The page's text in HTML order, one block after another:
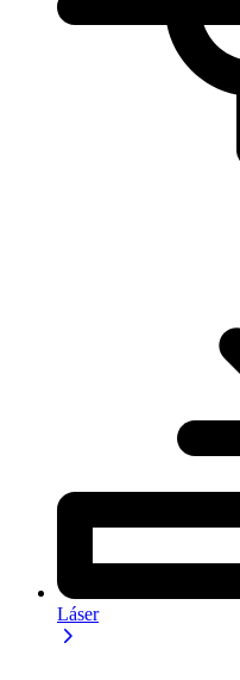
Láser